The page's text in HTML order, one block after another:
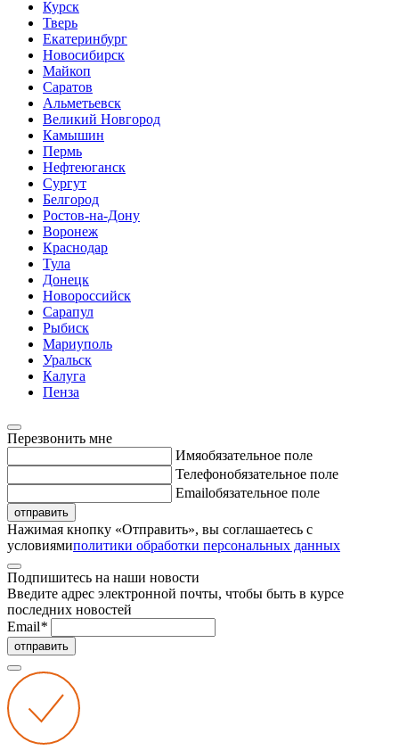
Курск
Тверь
Екатеринбург
Новосибирск
Майкоп
Саратов
Альметьевск
Великий Новгород
Камышин
Пермь
Нефтеюганск
Сургут
Белгород
Ростов-на-Дону
Воронеж
Краснодар
Тула
Донецк
Новороссийск
Сарапул
Рыбиск
Мариуполь
Уральск
Калуга
Пенза
Перезвонить мне
Имяобязательное поле
Телефонобязательное поле
Emailобязательное поле
отправить
Нажимая кнопку «Отправить», вы соглашаетесь с
условиямиполитики обработки персональных данных
Подпишитесь на наши новости
Введите адрес электронной почты, чтобы быть в курсе
последних новостей
Email*
отправить